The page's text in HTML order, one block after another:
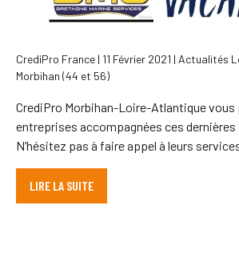
CrediPro France | 11 Février 2021 | Actualités
Morbihan (44 et 56)
CrediPro Morbihan-Loire-Atlantique vous
entreprises accompagnées ces dernières
N’hésitez pas à faire appel à leurs
LIRE LA SUITE